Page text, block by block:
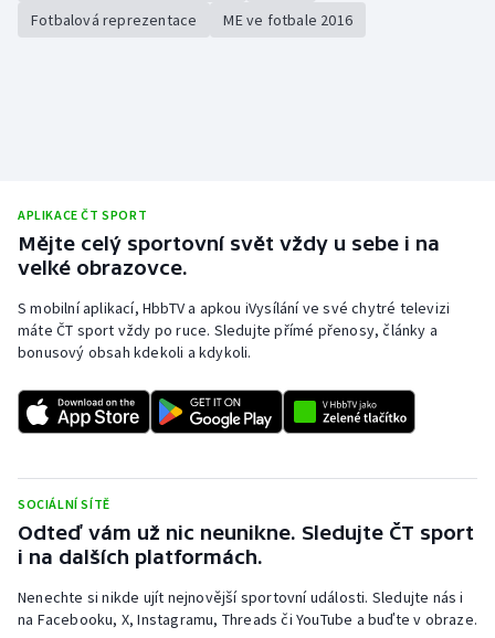
Fotbalová reprezentace
ME ve fotbale 2016
APLIKACE ČT SPORT
Mějte celý sportovní svět vždy u sebe i na
velké obrazovce.
S mobilní aplikací, HbbTV a apkou iVysílání ve své chytré televizi
máte ČT sport vždy po ruce. Sledujte přímé přenosy, články a
bonusový obsah kdekoli a kdykoli.
SOCIÁLNÍ SÍTĚ
Odteď vám už nic neunikne. Sledujte ČT sport
i na dalších platformách.
Nenechte si nikde ujít nejnovější sportovní události. Sledujte nás i
na Facebooku, X, Instagramu, Threads či YouTube a buďte v obraze.